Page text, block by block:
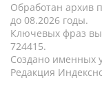
Обработан архив
до 08.2026 годы.
Ключевых фраз
724415.
Создано именных
Редакция